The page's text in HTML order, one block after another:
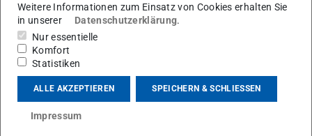
AG Mohler
Kontakt
tanja.rausch@stud.tu-...
Weitere Informationen zum Einsatz von Cookies erhalten Sie
in unserer
Datenschutzerklärung.
Nur essentielle
Komfort
Statistiken
ALLE AKZEPTIEREN SPEICHERN & SCHLIESSEN
Impressum